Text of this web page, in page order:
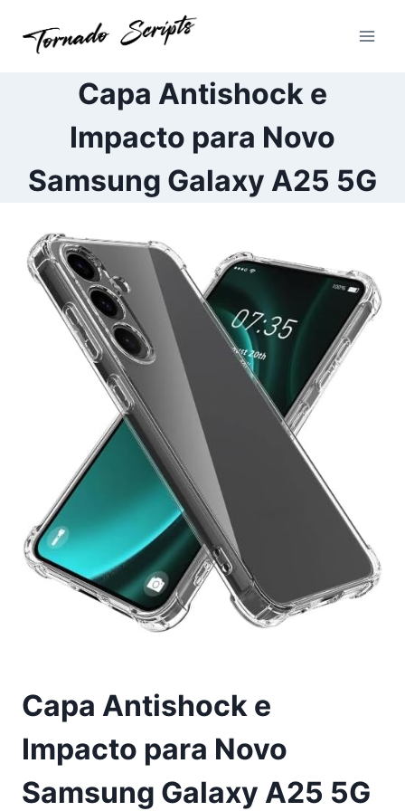
para
Capa Antishock e
Impacto para Novo
Samsung Galaxy A25 5G
Capa Antishock e
Impacto para Novo
Samsung Galaxy A25 5G